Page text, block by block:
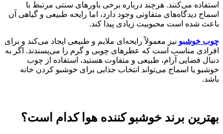
استفاده می‌کنند. هرچند درباره برخی باورهای سنتی مرتبط با
اسماج دیدگاه‌های متفاوتی وجود دارد، اما رایحه طبیعی و گیاهی آن
باعث شده است محبوبیت زیادی پیدا کند.
چوب خوشبو نیز معمولاً رایحه‌ای ملایم و طبیعی ایجاد می‌کند و برای
افرادی مناسب است که عطرهای چوبی و گرم را می‌پسندند. اگر به
دنبال فضایی آرام، طبیعی و متفاوت هستید، استفاده از چوب
خوشبو یا اسماج می‌تواند انتخاب جذابی برای خوشبو کردن خانه
باشد.
بهترین برند خوشبو کننده هوا کدام است؟